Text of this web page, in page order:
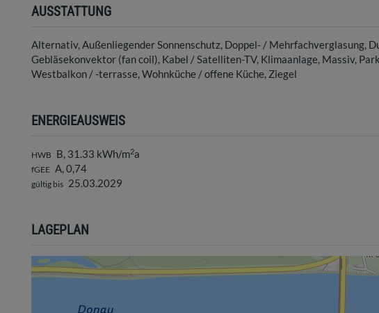
AUSSTATTUNG
Alternativ Außenliegender Sonnenschutz Doppel- / Mehrfachverglasung
Gebläsekonvektor (fan coil) Kabel / Satelliten-TV Klimaanlage Massiv
Westbalkon / -terrasse Wohnküche / offene Küche Ziegel
ENERGIEAUSWEIS
HWB B, 31.33 kWh/m2a
fGEE A, 0,74
gültig bis 25.03.2029
LAGEPLAN